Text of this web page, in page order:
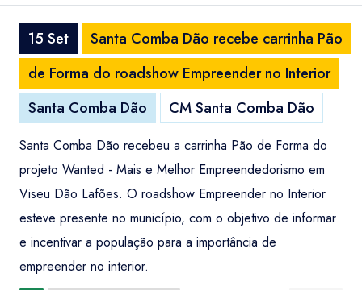
15 Set
Santa Comba Dão recebe carrinha Pão
de Forma do roadshow Empreender no Interior
Santa Comba Dão
CM Santa Comba Dão
Santa Comba Dão recebeu a carrinha Pão de Forma do
projeto Wanted - Mais e Melhor Empreendedorismo em
Viseu Dão Lafões. O roadshow Empreender no Interior
esteve presente no município, com o objetivo de informar
e incentivar a população para a importância de
empreender no interior.